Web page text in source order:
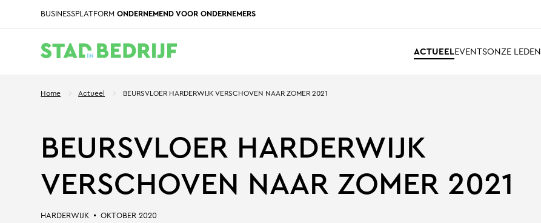
BUSINESSPLATFORMONDERNEMEND VOOR ONDERNEMERS
ACTUEELEVENTSONZE LEDEN
Home Actueel BEURSVLOER HARDERWIJK VERSCHOVEN NAAR ZOMER 2021
BEURSVLOER HARDERWIJK
VERSCHOVEN NAAR ZOMER 2021
HARDERWIJK OKTOBER 2020